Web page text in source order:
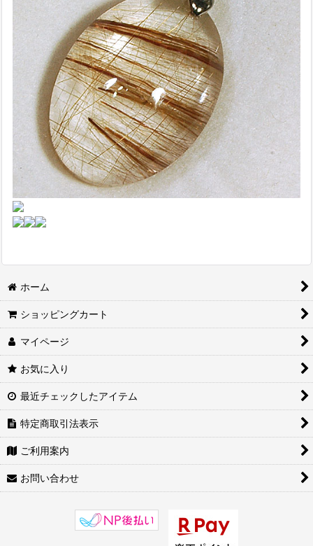
ホーム
ショッピングカート
マイページ
お気に入り
最近チェックしたアイテム
特定商取引法表示
ご利用案内
お問い合わせ